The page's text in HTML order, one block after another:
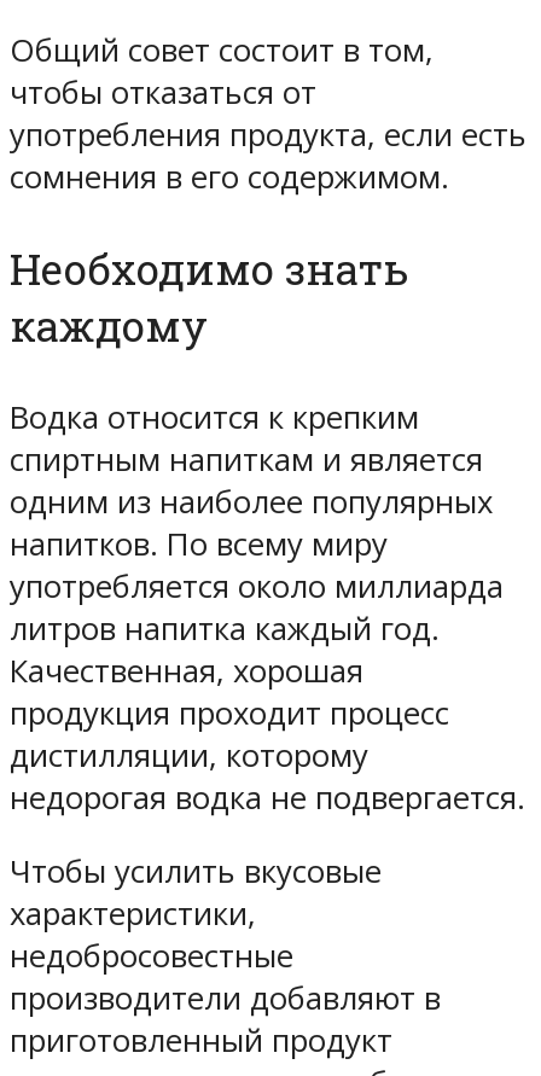
Общий совет состоит в том,
чтобы отказаться от
употребления продукта, если есть
сомнения в его содержимом.
Необходимо знать
каждому
Водка относится к крепким
спиртным напиткам и является
одним из наиболее популярных
напитков. По всему миру
употребляется около миллиарда
литров напитка каждый год.
Качественная, хорошая
продукция проходит процесс
дистилляции, которому
недорогая водка не подвергается.
Чтобы усилить вкусовые
характеристики,
недобросовестные
производители добавляют в
приготовленный продукт